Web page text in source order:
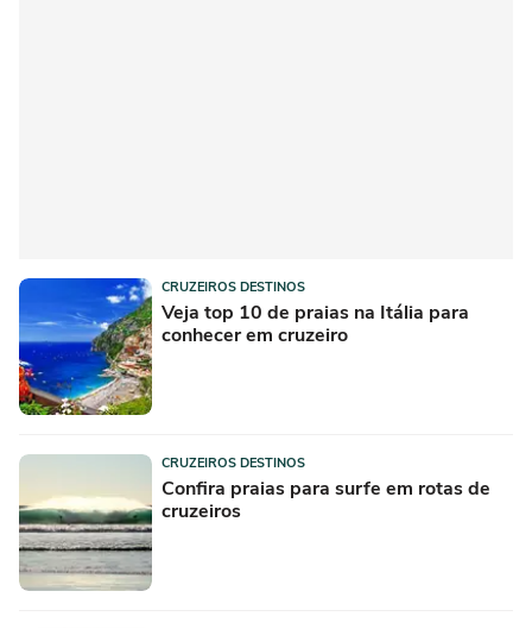
CRUZEIROS DESTINOS
Veja top 10 de praias na Itália para
conhecer em cruzeiro
CRUZEIROS DESTINOS
Confira praias para surfe em rotas de
cruzeiros